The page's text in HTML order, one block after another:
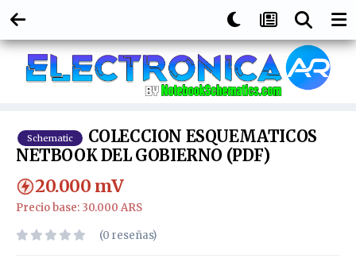
Schematic
COLECCION ESQUEMATICOS
NETBOOK DEL GOBIERNO (PDF)
20.000 mV
Precio base: 30.000 ARS
(0 reseñas)